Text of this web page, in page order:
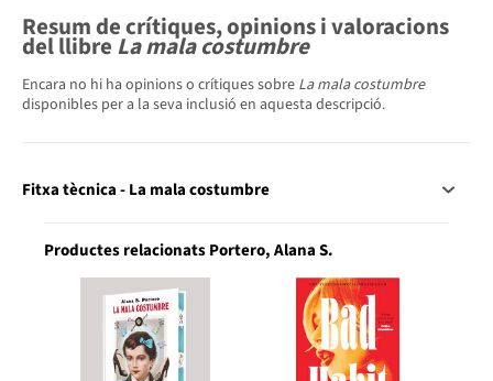
Resum de crítiques, opinions i valoracions
del llibreLa mala costumbre
Encara no hi ha opinions o crítiques sobre La mala costumbre
disponibles per a la seva inclusió en aquesta descripció.
Fitxa tècnica - La mala costumbre
Productes relacionats Portero, Alana S.